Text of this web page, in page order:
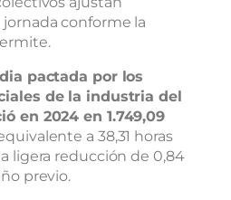
conforme la
pactada por los
de la industria del
en 2024 en 1.749,09
a 38,31 horas
ligera reducción de 0,84
previo.